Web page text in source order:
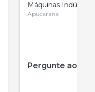
Máquinas Indústria
Apucarana
Pergunte ao